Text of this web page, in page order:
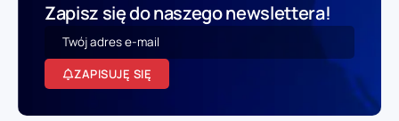
Zapisz się do naszego newslettera!
ZAPISUJĘ SIĘ